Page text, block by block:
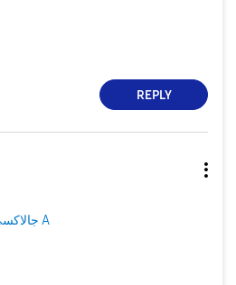
REPLY
جالاكسى A